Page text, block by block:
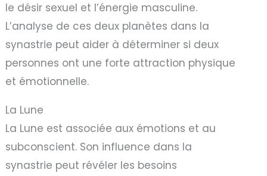
le désir sexuel et l’énergie masculine.
L’analyse de ces deux planètes dans la
synastrie peut aider à déterminer si deux
personnes ont une forte attraction physique
et émotionnelle.
La Lune
La Lune est associée aux émotions et au
subconscient. Son influence dans la
synastrie peut révéler les besoins